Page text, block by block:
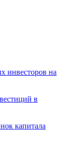
инвесторов на
в
капитала